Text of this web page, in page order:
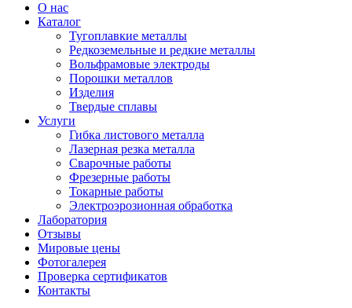
О нас
Каталог
Тугоплавкие металлы
Редкоземельные и редкие металлы
Вольфрамовые электроды
Порошки металлов
Изделия
Твердые сплавы
Услуги
Гибка листового металла
Лазерная резка металла
Сварочные работы
Фрезерные работы
Токарные работы
Электроэрозионная обработка
Лаборатория
Отзывы
Мировые цены
Фотогалерея
Проверка сертификатов
Контакты